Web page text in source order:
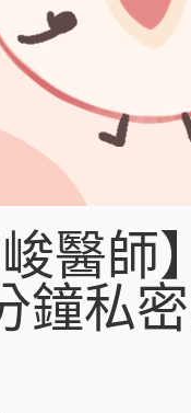
峻醫
鐘私